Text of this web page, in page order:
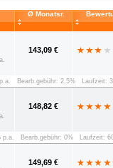
Ø Monatsr.
143,09 €
Bearb.gebühr: 2,5% Laufzeit:
148,82 €
p.a. Bearb.gebühr: 0% Laufzeit:
149,69 €